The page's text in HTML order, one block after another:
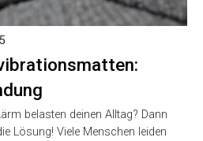
belasten deinen Alltag? Dann
Lösung! Viele Menschen leiden